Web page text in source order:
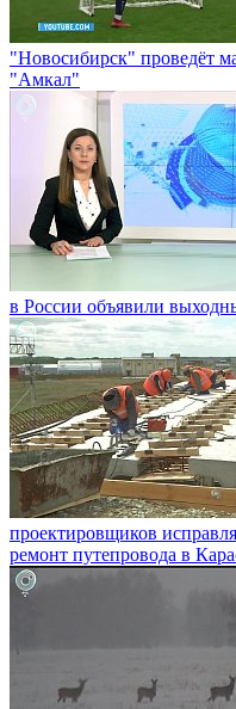
"Новосибирск" проведёт
"Амкал"
в России объявили
проектировщиков
ремонт путепровода в